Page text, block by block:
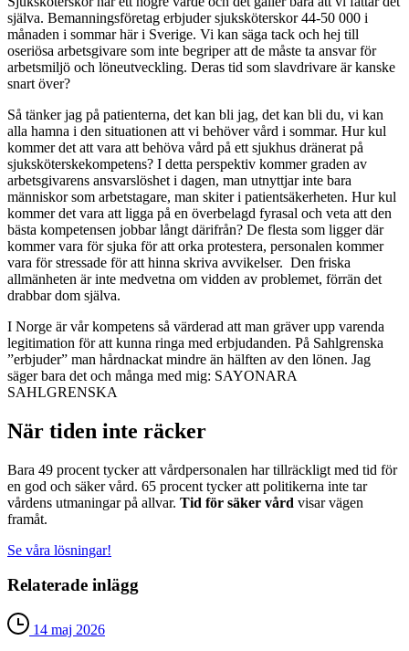
själva. Bemanningsföretag erbjuder sjuksköterskor 44-50 000 i
månaden i sommar här i Sverige. Vi kan säga tack och hej till
oseriösa arbetsgivare som inte begriper att de måste ta ansvar för
arbetsmiljö och löneutveckling. Deras tid som slavdrivare är kanske
snart över?
Så tänker jag på patienterna, det kan bli jag, det kan bli du, vi kan
alla hamna i den situationen att vi behöver vård i sommar. Hur kul
kommer det att vara att behöva vård på ett sjukhus dränerat på
sjuksköterskekompetens? I detta perspektiv kommer graden av
arbetsgivarens ansvarslöshet i dagen, man utnyttjar inte bara
människor som arbetstagare, man skiter i patientsäkerheten. Hur kul
kommer det vara att ligga på en överbelagd fyrasal och veta att den
bästa kompetensen jobbar långt därifrån? De flesta som ligger där
kommer vara för sjuka för att orka protestera, personalen kommer
vara för stressade för att hinna skriva avvikelser. Den friska
allmänheten är inte medvetna om vidden av problemet, förrän det
drabbar dom själva.
I Norge är vår kompetens så värderad att man gräver upp varenda
legitimation för att kunna ringa med erbjudanden. På Sahlgrenska
”erbjuder” man hårdnackat mindre än hälften av den lönen. Jag
säger bara det och många med mig: SAYONARA
SAHLGRENSKA
När tiden inte räcker
Bara 49 procent tycker att vårdpersonalen har tillräckligt med tid för
en god och säker vård. 65 procent tycker att politikerna inte tar
vårdens utmaningar på allvar. Tid för säker vård visar vägen
framåt.
Se våra lösningar!
Relaterade inlägg
14 maj 2026